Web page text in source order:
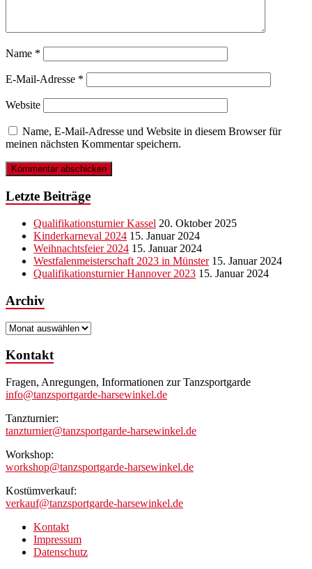
Name *
E-Mail-Adresse *
Website
Name, E-Mail-Adresse und Website in diesem Browser für
meinen nächsten Kommentar speichern.
Letzte Beiträge
Qualifikationsturnier Kassel 20. Oktober 2025
Kinderkarneval 2024 15. Januar 2024
Weihnachtsfeier 2024 15. Januar 2024
Westfalenmeisterschaft 2023 in Münster 15. Januar 2024
Qualifikationsturnier Hannover 2023 15. Januar 2024
Archiv
Archiv
Kontakt
Fragen, Anregungen, Informationen zur Tanzsportgarde
info@tanzsportgarde-harsewinkel.de
Tanzturnier:
tanzturnier@tanzsportgarde-harsewinkel.de
Workshop:
workshop@tanzsportgarde-harsewinkel.de
Kostümverkauf:
verkauf@tanzsportgarde-harsewinkel.de
Kontakt
Impressum
Datenschutz